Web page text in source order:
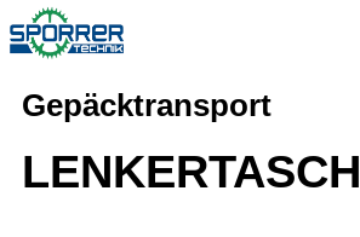
Gepäcktransport